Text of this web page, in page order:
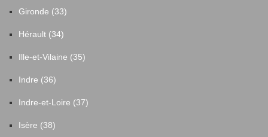
Gironde (33)
Hérault (34)
Ille-et-Vilaine (35)
Indre (36)
Indre-et-Loire (37)
Isère (38)